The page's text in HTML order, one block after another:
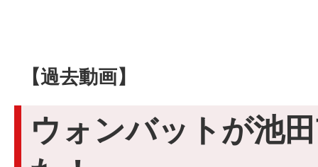
【過去動画】
ウォンバットが池